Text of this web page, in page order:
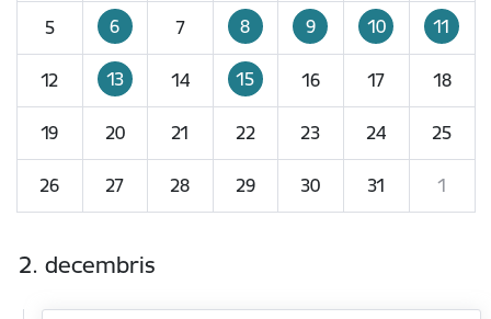
5 6 7 8 9 10 11
12 13 14 15 16 17 18
19 20 21 22 23 24 25
26 27 28 29 30 31 1
2. decembris